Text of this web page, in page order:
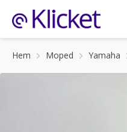
Hem Moped Yamaha